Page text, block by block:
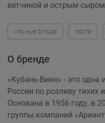
ветчиной и острым
мясные блюда паста
О бренде
«Кубань-Вино» - это одна
России по розливу тихих
Основана в 1956 году, в
группы компаний